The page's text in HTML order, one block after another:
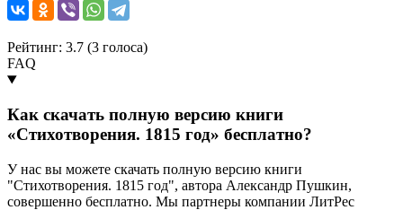
Рейтинг: 3.7 (3 голоса)
FAQ
Как скачать полную версию книги
«Стихотворения. 1815 год» бесплатно?
У нас вы можете скачать полную версию книги
"Стихотворения. 1815 год", автора Александр Пушкин,
совершенно бесплатно. Мы партнеры компании ЛитРес